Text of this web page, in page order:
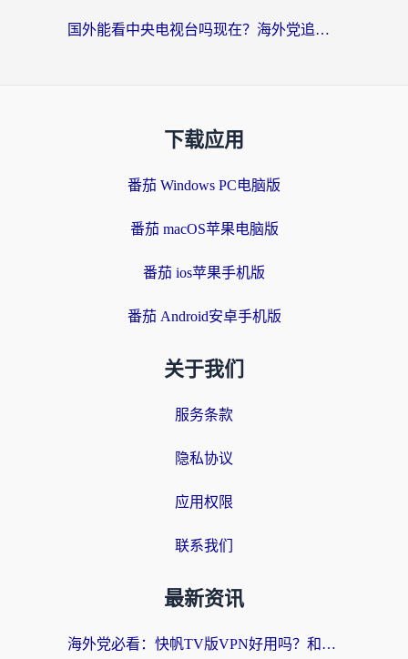
国外能看中央电视台吗现在？海外党追剧看央视的实用指南
下载应用
番茄 Windows PC电脑版
番茄 macOS苹果电脑版
番茄 ios苹果手机版
番茄 Android安卓手机版
关于我们
服务条款
隐私协议
应用权限
联系我们
最新资讯
海外党必看：快帆TV版VPN好用吗？和快游VPN对比哪个回国效果更好？附实用避坑指南